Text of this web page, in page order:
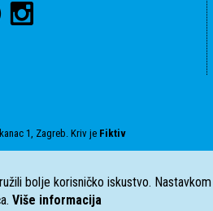
1, Zagreb. Kriv je Fiktiv
bolje korisničko iskustvo.
Više informacija